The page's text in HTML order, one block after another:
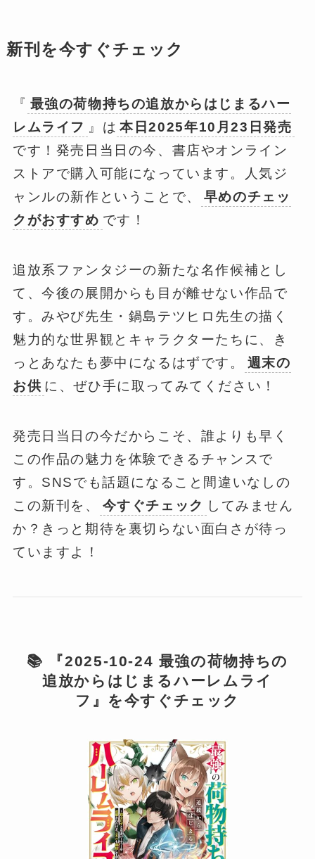
新刊を今すぐチェック
『 最強の荷物持ちの追放からはじまるハー
レムライフ 』は 本日2025年10月23日発売
です！発売日当日の今、書店やオンライン
ストアで購入可能になっています。人気ジ
ャンルの新作ということで、
早めのチェッ
クがおすすめ です！
追放系ファンタジーの新たな名作候補とし
て、今後の展開からも目が離せない作品で
す。みやび先生・鍋島テツヒロ先生の描く
魅力的な世界観とキャラクターたちに、き
っとあなたも夢中になるはずです。
週末の
お供 に、ぜひ手に取ってみてください！
発売日当日の今だからこそ、誰よりも早く
この作品の魅力を体験できるチャンスで
す。SNSでも話題になること間違いなしの
この新刊を、
今すぐチェック してみません
か？きっと期待を裏切らない面白さが待っ
ていますよ！
📚 『2025-10-24 最強の荷物持ちの
追放からはじまるハーレムライ
フ』を今すぐチェック